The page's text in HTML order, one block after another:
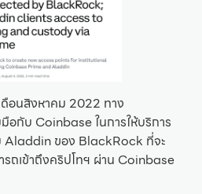
อนสิงหาคม 2022 ทาง
กับ Coinbase ในการให้บริการ
Aladdin ของ BlackRock ที่จะ
รถเข้าถึงคริปโทฯ ผ่าน Coinbase